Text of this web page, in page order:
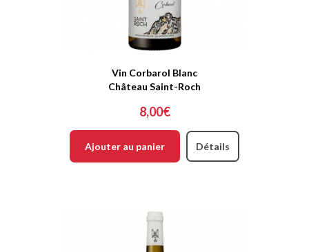
Vin Corbarol Blanc
Château Saint-Roch
8,00€
Ajouter au panier Détails